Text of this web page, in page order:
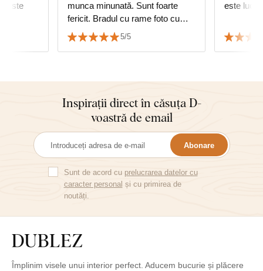
este
munca minunată. Sunt foarte
fericit. Bradul cu rame foto cu
data nunții se potrivește perfect.
☺️👏👏👏👏👏👏👏
5/5
este
Inspirații direct în căsuța D-
voastră de email
Abonare
Sunt de acord cu prelucrarea datelor cu
caracter personal și cu primirea de
noutăți.
Împlinim visele unui interior perfect. Aducem bucurie și plăcere